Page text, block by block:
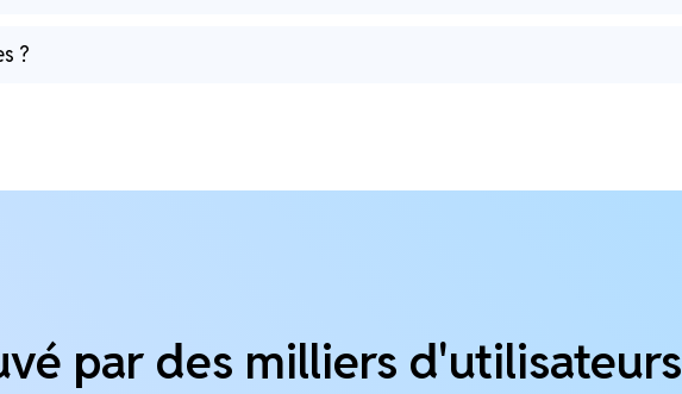
?
par des milliers d'utilisateurs